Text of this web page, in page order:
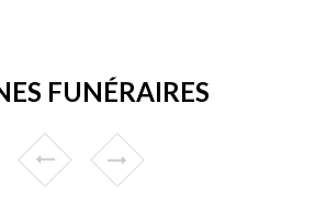
FUNÉRAIRES